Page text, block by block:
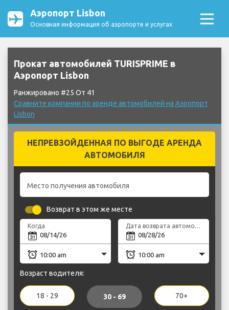
Аэропорт Lisbon
Основная информация об аэропорте и услугах
Прокат автомобилей TURISPRIME в
Аэропорт Lisbon
Ранжировано #25 От 41
Сравните компании по аренде автомобилей на Аэропорт
Lisbon
НЕПРЕВЗОЙДЕННАЯ ПО ВЫГОДЕ АРЕНДА
АВТОМОБИЛЯ
Место получения автомобиля
Возврат в этом же месте
Когда Дата возврата автомобиля
Возраст водителя:
18 - 29 30 - 69 70+